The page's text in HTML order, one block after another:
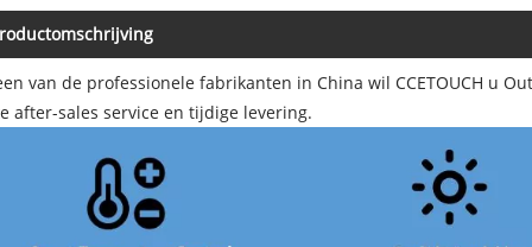
van de professionele fabrikanten in China wil CCETOUCH u
after-sales service en tijdige levering.